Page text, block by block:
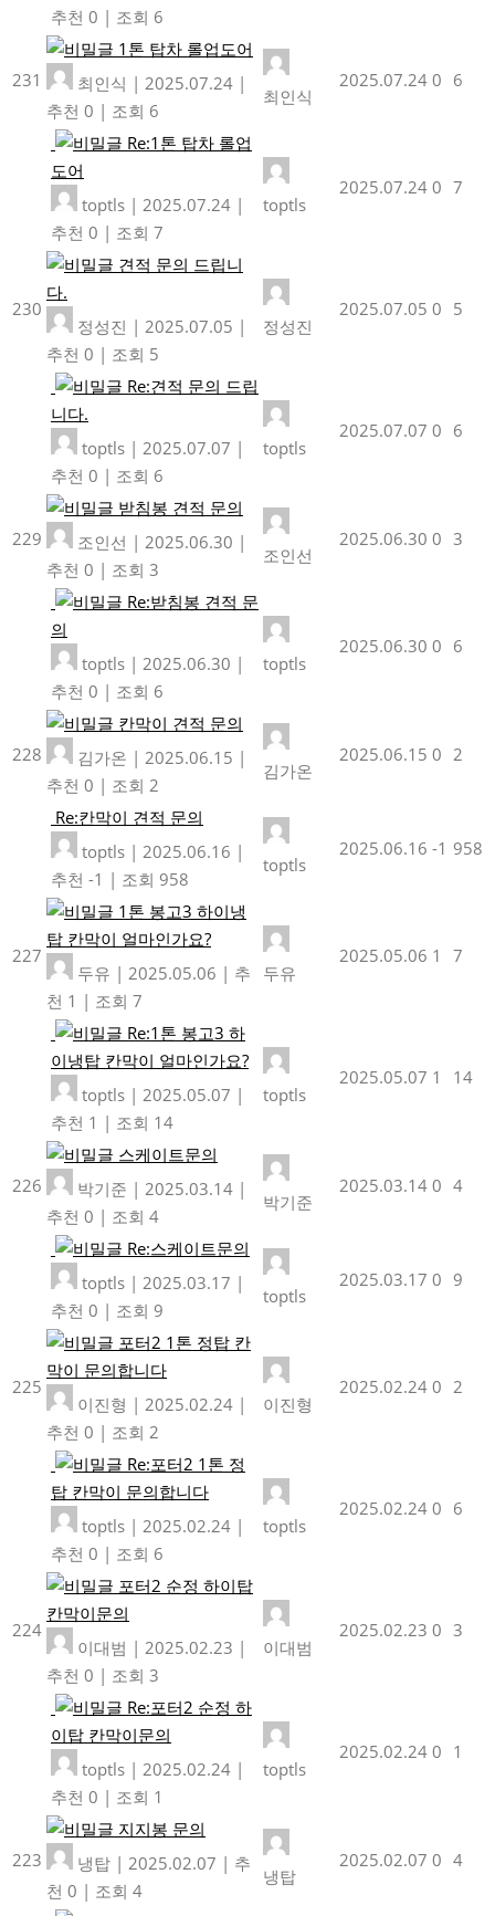
추천 0 | 조회 6
231
1톤 탑차 롤업도어
최인식 | 2025.07.24 |
추천 0 | 조회 6
최인식
2025.07.24 0 6
Re:1톤 탑차 롤업
도어
toptls | 2025.07.24 |
추천 0 | 조회 7
toptls
2025.07.24 0 7
230
견적 문의 드립니
다.
정성진 | 2025.07.05 |
추천 0 | 조회 5
정성진
2025.07.05 0 5
Re:견적 문의 드립
니다.
toptls | 2025.07.07 |
추천 0 | 조회 6
toptls
2025.07.07 0 6
229
받침봉 견적 문의
조인선 | 2025.06.30 |
추천 0 | 조회 3
조인선
2025.06.30 0 3
Re:받침봉 견적 문
의
toptls | 2025.06.30 |
추천 0 | 조회 6
toptls
2025.06.30 0 6
228
칸막이 견적 문의
김가온 | 2025.06.15 |
추천 0 | 조회 2
김가온
2025.06.15 0 2
Re:칸막이 견적 문의
toptls | 2025.06.16 |
추천 -1 | 조회 958
toptls
2025.06.16 -1 958
227
1톤 봉고3 하이냉
탑 칸막이 얼마인가요?
두유 | 2025.05.06 | 추
천 1 | 조회 7
두유
2025.05.06 1 7
Re:1톤 봉고3 하
이냉탑 칸막이 얼마인가요?
toptls | 2025.05.07 |
추천 1 | 조회 14
toptls
2025.05.07 1 14
226
스케이트문의
박기준 | 2025.03.14 |
추천 0 | 조회 4
박기준
2025.03.14 0 4
Re:스케이트문의
toptls | 2025.03.17 |
추천 0 | 조회 9
toptls
2025.03.17 0 9
225
포터2 1톤 정탑 칸
막이 문의합니다
이진형 | 2025.02.24 |
추천 0 | 조회 2
이진형
2025.02.24 0 2
Re:포터2 1톤 정
탑 칸막이 문의합니다
toptls | 2025.02.24 |
추천 0 | 조회 6
toptls
2025.02.24 0 6
224
포터2 순정 하이탑
칸막이문의
이대범 | 2025.02.23 |
추천 0 | 조회 3
이대범
2025.02.23 0 3
Re:포터2 순정 하
이탑 칸막이문의
toptls | 2025.02.24 |
추천 0 | 조회 1
toptls
2025.02.24 0 1
223
지지봉 문의
냉탑 | 2025.02.07 | 추
천 0 | 조회 4
냉탑
2025.02.07 0 4